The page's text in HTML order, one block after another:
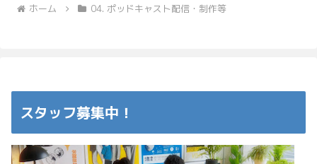
ホーム 04. ポッドキャスト配信・制作等
スタッフ募集中！